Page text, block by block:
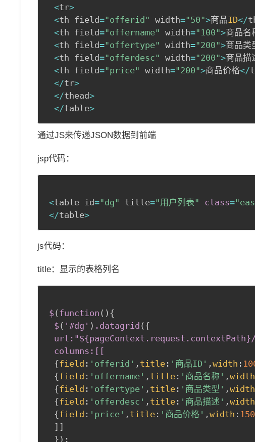
<tr>
<th field="offerid" width="50">商品ID</
<th field="offername" width="100">商品名
<th field="offertype" width="200">商品类
<th field="offerdesc" width="200">商品描
<th field="price" width="200">商品价格</
</tr>
</thead>
</table>
通过JS来传递JSON数据到前端
jsp代码：
<table id="dg" title="用户列表" class=
</table>
js代码：
title：显示的表格列名
$( function ( ) {
$( ' #dg ' ) .datagrid ( {
url:"${pageContext .request .contextPath
columns:[[
{field : 'offerid' , title : '商品ID' ,width :
{field : 'offername' , title : '商品名称' ,width
{field : 'offertype' , title : '商品类型' ,width
{field : 'offerdesc' , title : '商品描述' ,width
{field : 'price' , title : '商品价格' ,width : 150
]]
} ) ;